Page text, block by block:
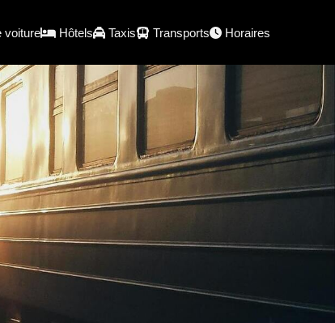
voiture Hôtels Taxis Transports Horaires